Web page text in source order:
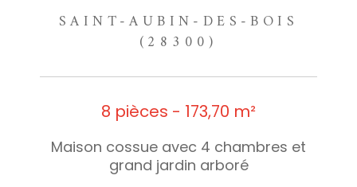
SAINT-AUBIN-DES-BOIS
(28300)
8 pièces - 173,70 m²
Maison cossue avec 4 chambres et
grand jardin arboré